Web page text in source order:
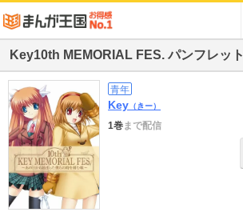
Key10th MEMORIAL FES. パンフレット
青年
Key （きー）
1巻まで配信